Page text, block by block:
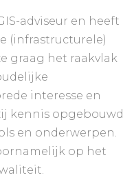
adviseur en heeft
(infrastructurele)
graag het raakvlak
interesse en
kennis opgebouwd
en onderwerpen.
op het